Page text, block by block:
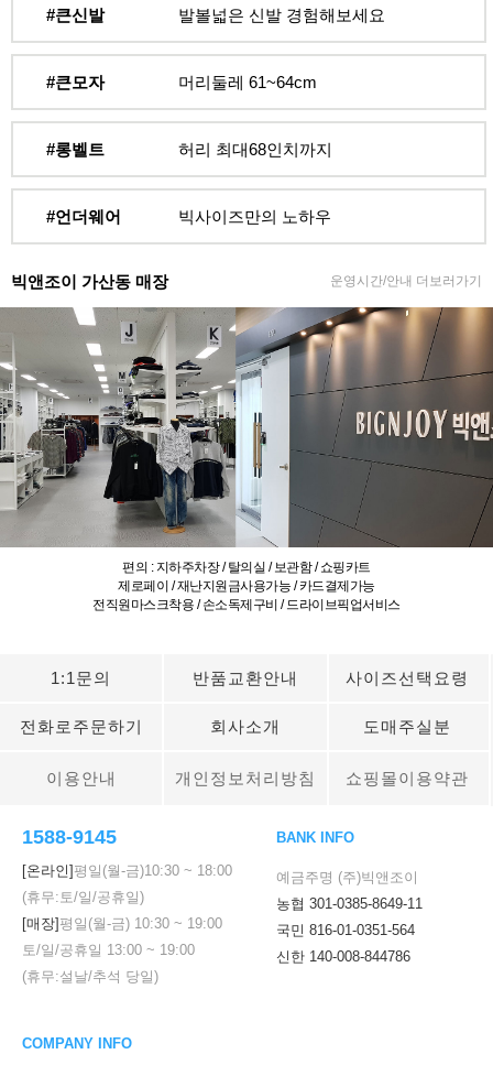
#큰신발 발볼넓은 신발 경험해보세요
#큰모자 머리둘레 61~64cm
#롱벨트 허리 최대68인치까지
#언더웨어 빅사이즈만의 노하우
빅앤조이 가산동 매장 운영시간/안내 더보러가기
편의 : 지하주차장 / 탈의실 / 보관함 / 쇼핑카트
제로페이 / 재난지원금사용가능 / 카드결제가능
전직원마스크착용 / 손소독제구비 / 드라이브픽업서비스
1:1문의 반품교환안내 사이즈선택요령
전화로주문하기 회사소개 도매주실분
이용안내 개인정보처리방침 쇼핑몰이용약관
1588-9145
[온라인]평일(월-금)10:30 ~ 18:00
(휴무:토/일/공휴일)
[매장]평일(월-금) 10:30 ~ 19:00
토/일/공휴일 13:00 ~ 19:00
(휴무:설날/추석 당일)
BANK INFO
예금주명 (주)빅앤조이
농협 301-0385-8649-11
국민 816-01-0351-564
신한 140-008-844786
COMPANY INFO